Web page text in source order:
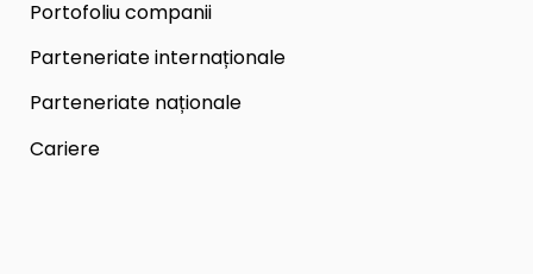
Portofoliu companii
Parteneriate internaționale
Parteneriate naționale
Cariere